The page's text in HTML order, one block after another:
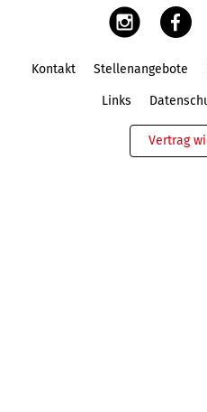
Kontakt Stellenangebote
Links
Vertrag